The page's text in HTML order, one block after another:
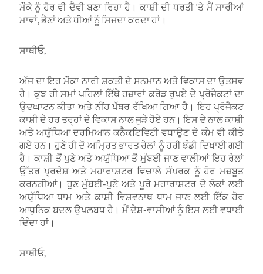
ਮੌਕੇ ਨੂੰ ਹੋਰ ਵੀ ਦੈਵੀ ਬਣਾ ਰਿਹਾ ਹੈ। ਕਾਸ਼ੀ ਦੀ ਧਰਤੀ ‘ਤੇ ਮੈਂ ਸਾਰੀਆਂ
ਮਾਵਾਂ, ਭੈਣਾਂ ਅਤੇ ਧੀਆਂ ਨੂੰ ਸਿਜਦਾ ਕਰਦਾ ਹਾਂ।
ਸਾਥੀਓ,
ਅੱਜ ਦਾ ਇਹ ਮੌਕਾ ਨਾਰੀ ਸ਼ਕਤੀ ਦੇ ਸਨਮਾਨ ਅਤੇ ਵਿਕਾਸ ਦਾ ਉਤਸਵ
ਹੈ। ਕੁਝ ਹੀ ਸਮਾਂ ਪਹਿਲਾਂ ਇੱਥੇ ਹਜ਼ਾਰਾਂ ਕਰੋੜ ਰੁਪਏ ਦੇ ਪ੍ਰੋਜੈਕਟਾਂ ਦਾ
ਉਦਘਾਟਨ ਕੀਤਾ ਅਤੇ ਨੀਂਹ ਪੱਥਰ ਰੱਖਿਆ ਗਿਆ ਹੈ। ਇਹ ਪ੍ਰੋਜੈਕਟ
ਕਾਸ਼ੀ ਦੇ ਹਰ ਤਰ੍ਹਾਂ ਦੇ ਵਿਕਾਸ ਨਾਲ ਜੁੜੇ ਹੋਏ ਹਨ। ਇਸ ਦੇ ਨਾਲ ਕਾਸ਼ੀ
ਅਤੇ ਅਯੁੱਧਿਆ ਦਰਮਿਆਨ ਕਨੈਕਟਿਵਿਟੀ ਵਧਾਉਣ ਦੇ ਕੰਮ ਵੀ ਕੀਤੇ
ਗਏ ਹਨ। ਹੁਣੇ ਹੀ ਦੋ ਅਮ੍ਰਿਤ ਭਾਰਤ ਰੇਲਾਂ ਨੂੰ ਹਰੀ ਝੰਡੀ ਦਿਖਾਈ ਗਈ
ਹੈ। ਕਾਸ਼ੀ ਤੋਂ ਪੁਣੇ ਅਤੇ ਅਯੁੱਧਿਆ ਤੋਂ ਮੁੰਬਈ ਜਾਣ ਵਾਲੀਆਂ ਇਹ ਰੇਲਾਂ
ਉੱਤਰ ਪ੍ਰਦੇਸ਼ ਅਤੇ ਮਹਾਰਾਸ਼ਟਰ ਵਿਚਾਲੇ ਸੰਪਰਕ ਨੂੰ ਹੋਰ ਮਜ਼ਬੂਤ
ਕਰਨਗੀਆਂ। ਹੁਣ ਮੁੰਬਈ-ਪੁਣੇ ਅਤੇ ਪੂਰੇ ਮਹਾਰਾਸ਼ਟਰ ਦੇ ਲੋਕਾਂ ਲਈ
ਅਯੁੱਧਿਆ ਧਾਮ ਅਤੇ ਕਾਸ਼ੀ ਵਿਸ਼ਵਨਾਥ ਧਾਮ ਜਾਣ ਲਈ ਇੱਕ ਹੋਰ
ਆਧੁਨਿਕ ਬਦਲ ਉਪਲਬਧ ਹੈ। ਮੈਂ ਦੇਸ਼-ਵਾਸੀਆਂ ਨੂੰ ਇਸ ਲਈ ਵਧਾਈ
ਦਿੰਦਾ ਹਾਂ।
ਸਾਥੀਓ,